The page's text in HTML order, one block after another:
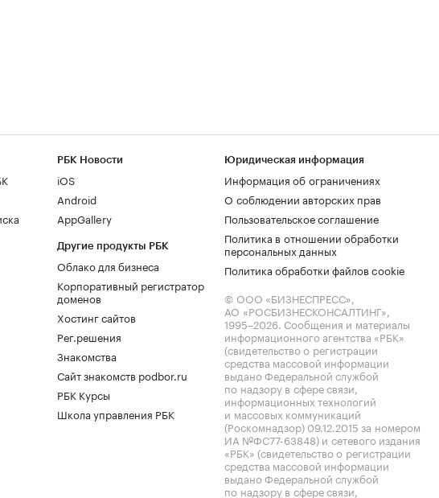
РБК Новости
iOS
Android
AppGallery
Другие продукты РБК
Облако для бизнеса
Корпоративный регистратор
доменов
Хостинг сайтов
Рег.решения
Знакомства
Сайт знакомств podbor.ru
РБК Курсы
Школа управления РБК
Юридическая информация
Информация об ограничениях
О соблюдении авторских прав
Пользовательское соглашение
Политика в отношении обработки
персональных данных
Политика обработки файлов cookie
© ООО «БИЗНЕСПРЕСС»,
АО «РОСБИЗНЕСКОНСАЛТИНГ»,
1995–2026. Сообщения и материалы
информационного агентства «РБК»
(свидетельство о регистрации
средства массовой информации
выдано Федеральной службой
по надзору в сфере связи,
информационных технологий
и массовых коммуникаций
(Роскомнадзор) 09.12.2015 за номером
ИА №ФС77-63848) и сетевого издания
«РБК» (свидетельство о регистрации
средства массовой информации
выдано Федеральной службой
по надзору в сфере связи,